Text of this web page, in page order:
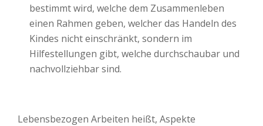
bestimmt wird, welche dem Zusammenleben
einen Rahmen geben, welcher das Handeln des
Kindes nicht einschränkt, sondern im
Hilfestellungen gibt, welche durchschaubar und
nachvollziehbar sind.
Lebensbezogen Arbeiten heißt, Aspekte